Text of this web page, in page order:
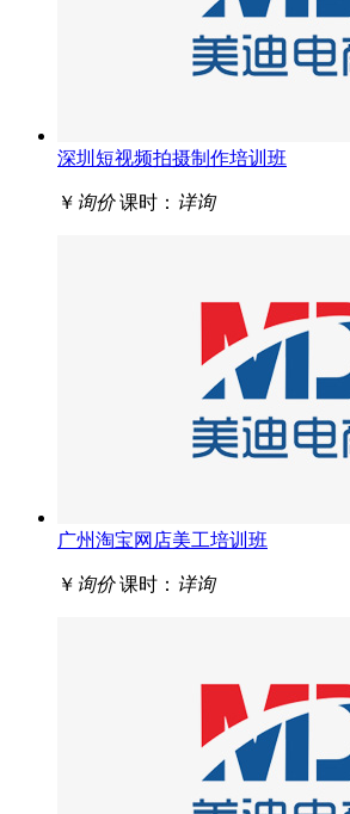
深圳短视频拍摄制作培训班
￥ 询价 课时： 详询
广州淘宝网店美工培训班
￥ 询价 课时： 详询